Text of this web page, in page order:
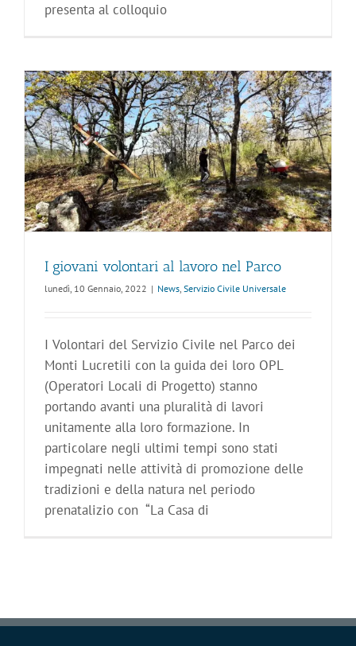
presenta al colloquio
I giovani volontari al lavoro nel Parco
lunedì, 10 Gennaio, 2022 | News, Servizio Civile Universale
I Volontari del Servizio Civile nel Parco dei
Monti Lucretili con la guida dei loro OPL
(Operatori Locali di Progetto) stanno
portando avanti una pluralità di lavori
unitamente alla loro formazione. In
particolare negli ultimi tempi sono stati
impegnati nelle attività di promozione delle
tradizioni e della natura nel periodo
prenatalizio con “La Casa di